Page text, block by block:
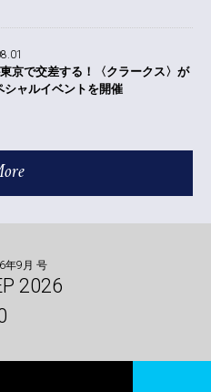
京で交差する！〈クラークス〉が
シャルイベントを開催
年9月 号
2026